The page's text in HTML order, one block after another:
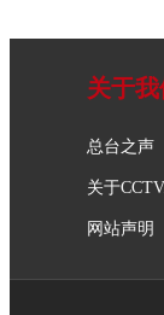
关于我
总台之声
关于
网站声明